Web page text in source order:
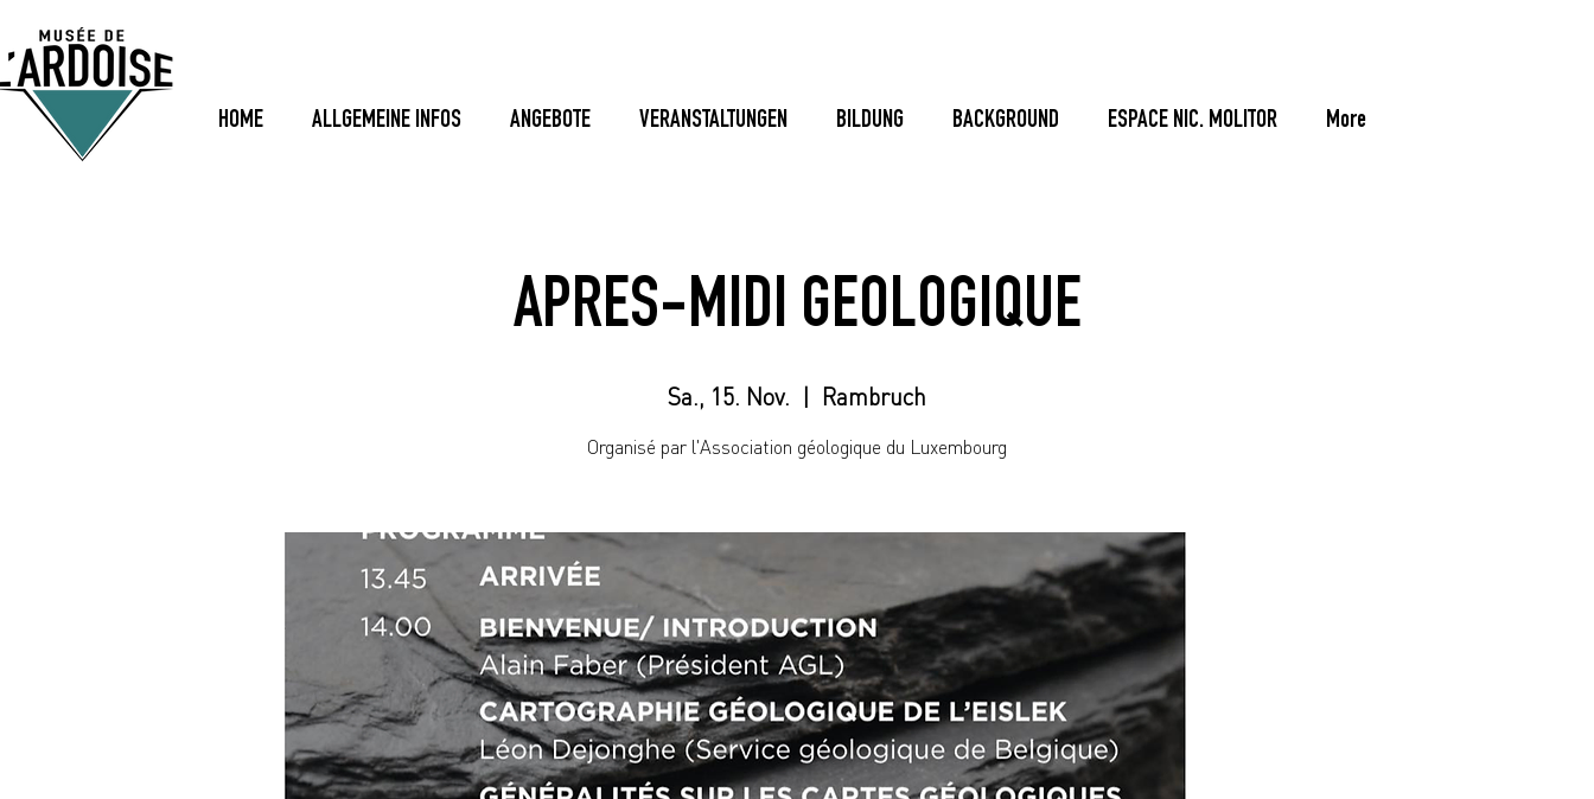
HOME ALLGEMEINE INFOS ANGEBOTE VERANSTALTUNGEN BILDUNG BACKGROUND ESPACE NIC. MOLITOR More
APRES-MIDI GEOLOGIQUE
Sa., 15. Nov.
  |
Rambruch
Organisé par l'Association géologique du Luxembourg